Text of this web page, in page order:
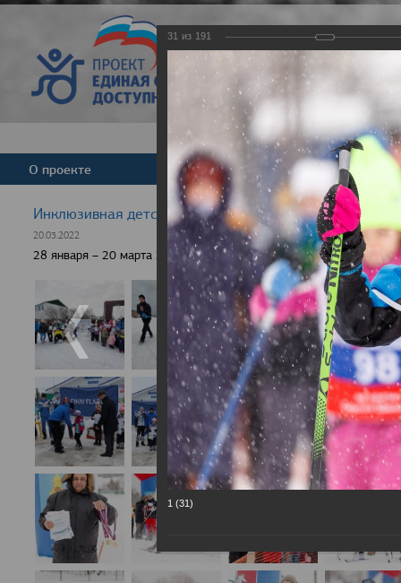
Версия для
О проекте Команда Новости
Инклюзивная детская гонка "Лыжня здоровья" 2022
20.03.2022
28 января – 20 марта 2022 г., 10 населенных пунктов России,
31 из 191
1 (31)